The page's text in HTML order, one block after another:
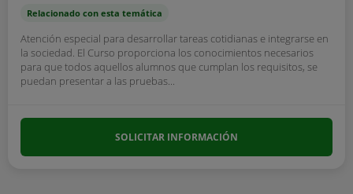
Relacionado con esta temática
Atención especial para desarrollar tareas cotidianas e integrarse en
la sociedad. El Curso proporciona los conocimientos necesarios
para que todos aquellos alumnos que cumplan los requisitos, se
puedan presentar a las pruebas...
SOLICITAR INFORMACIÓN